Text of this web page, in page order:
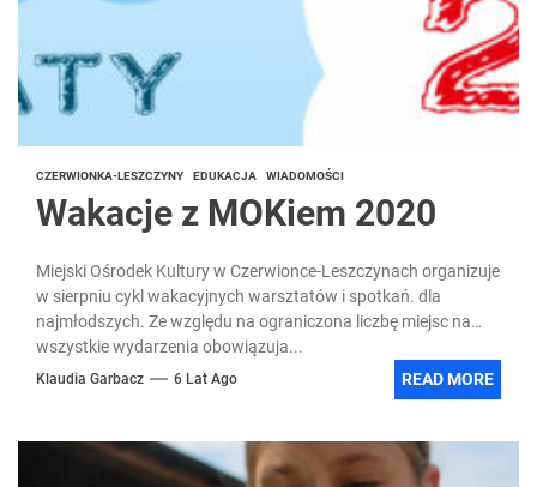
CZERWIONKA-LESZCZYNY EDUKACJA WIADOMOŚCI
Wakacje z MOKiem 2020
Miejski Ośrodek Kultury w Czerwionce-Leszczynach organizuje
w sierpniu cykl wakacyjnych warsztatów i spotkań. dla
najmłodszych. Ze względu na ograniczona liczbę miejsc na
wszystkie wydarzenia obowiązuja...
Klaudia Garbacz 6 Lat Ago READ MORE